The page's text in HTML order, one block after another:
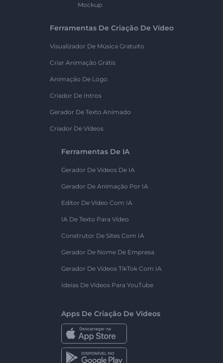
Mockup
Ferramentas De Criação De Vídeo
Visualizador De Música Gratuito
Criar Animação Grátis
Animação De Logo
Criador De Intros
Gerador De Texto Animado
Criador De Vídeos
Ferramentas De IA
Gerador De Vídeos De IA
Gerador De Animação Por IA
Editor De Vídeo Com IA
IA De Texto Para Vídeo
Construtor De Sites Com IA
Gerador De Nome De Empresa
Gerador De Vídeos TikTok Com IA
Ideias De Vídeos Para YouTube
Apps De Criação De Vídeos